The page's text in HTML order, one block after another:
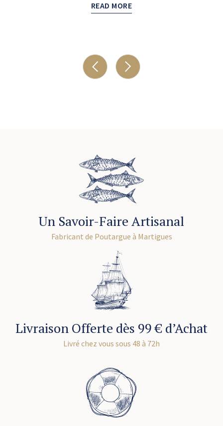
READ MORE
Un Savoir-Faire Artisanal
Fabricant de Poutargue à Martigues
Livraison Offerte dès 99 € d’Achat
Livré chez vous sous 48 à 72h